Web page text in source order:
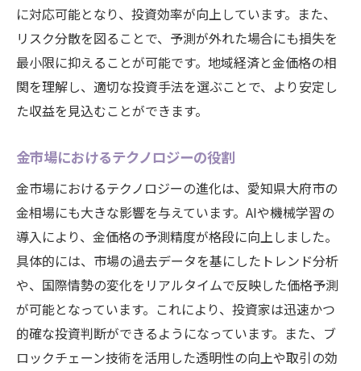
に対応可能となり、投資効率が向上しています。また、
リスク分散を図ることで、予測が外れた場合にも損失を
最小限に抑えることが可能です。地域経済と金価格の相
関を理解し、適切な投資手法を選ぶことで、より安定し
た収益を見込むことができます。
金市場におけるテクノロジーの役割
金市場におけるテクノロジーの進化は、愛知県大府市の
金相場にも大きな影響を与えています。AIや機械学習の
導入により、金価格の予測精度が格段に向上しました。
具体的には、市場の過去データを基にしたトレンド分析
や、国際情勢の変化をリアルタイムで反映した価格予測
が可能となっています。これにより、投資家は迅速かつ
的確な投資判断ができるようになっています。また、ブ
ロックチェーン技術を活用した透明性の向上や取引の効